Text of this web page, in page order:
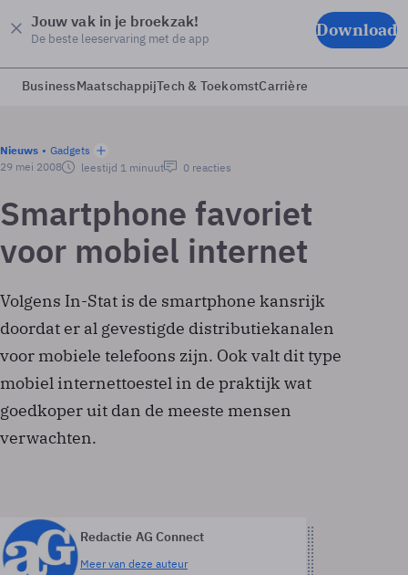
Jouw vak in je broekzak!
De beste leeservaring met de app Download
BusinessMaatschappijTech & ToekomstCarrière
Nieuws
Gadgets
29 mei 2008
leestijd 1 minuut 0 reacties
Smartphone favoriet
voor mobiel internet
Volgens In-Stat is de smartphone kansrijk
doordat er al gevestigde distributiekanalen
voor mobiele telefoons zijn. Ook valt dit type
mobiel internettoestel in de praktijk wat
goedkoper uit dan de meeste mensen
verwachten.
Redactie AG Connect
Meer van deze auteur